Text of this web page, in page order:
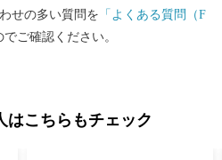
せの多い質問を 「よくある質問（F
ご確認ください。
はこちらもチェック